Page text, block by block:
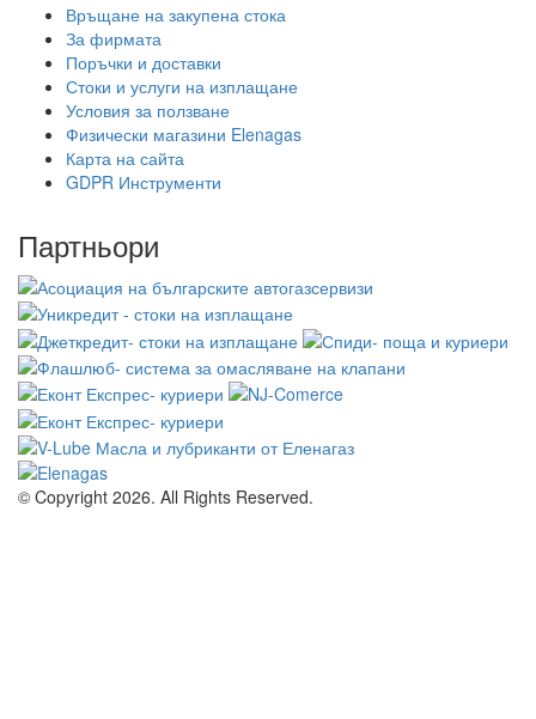
Връщане на закупена стока
За фирмата
Поръчки и доставки
Стоки и услуги на изплащане
Условия за ползване
Физически магазини Elenagas
Карта на сайта
GDPR Инструменти
Партньори
© Copyright 2026. All Rights Reserved.